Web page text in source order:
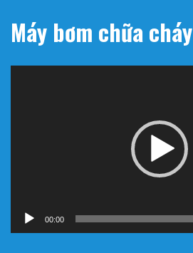
Máy bơm chữa cháy
00:00